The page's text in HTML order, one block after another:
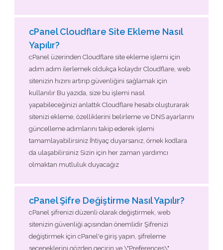
cPanel Cloudflare Site Ekleme Nasıl
Yapılır?
cPanel üzerinden Cloudflare site ekleme işlemi için
adım adım ilerlemek oldukça kolaydır Cloudflare, web
sitenizin hızını artırıp güvenliğini sağlamak için
kullanılır Bu yazıda, size bu işlemi nasıl
yapabileceğinizi anlattık Cloudflare hesabı oluşturarak
sitenizi ekleme, özelliklerini belirleme ve DNS ayarlarını
güncelleme adımlarını takip ederek işlemi
tamamlayabilirsiniz İhtiyaç duyarsanız, örnek kodlara
da ulaşabilirsiniz Sizin için her zaman yardımcı
olmaktan mutluluk duyacağız
cPanel Şifre Değiştirme Nasıl Yapılır?
cPanel şifrenizi düzenli olarak değiştirmek, web
sitenizin güvenliği açısından önemlidir Şifrenizi
değiştirmek için cPanel'e giriş yapın, şifreleme
seçeneklerini gözden geçirin ve \"Preferences\"